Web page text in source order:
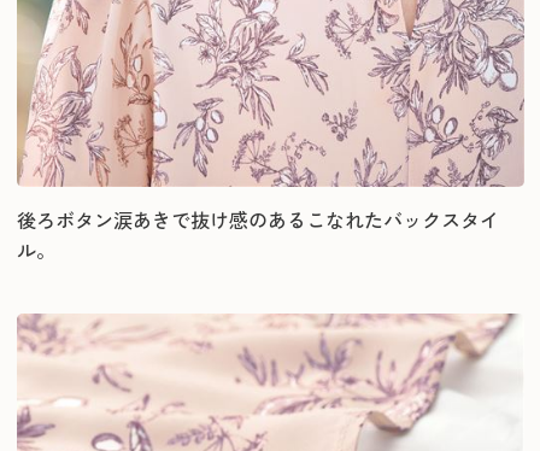
後ろボタン涙あきで抜け感のあるこなれたバックスタイ
ル。